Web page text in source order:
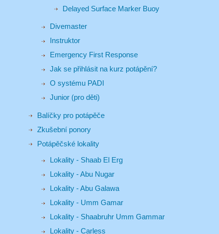
Delayed Surface Marker Buoy
Divemaster
Instruktor
Emergency First Response
Jak se přihlásit na kurz potápění?
O systému PADI
Junior (pro děti)
Balíčky pro potápěče
Zkušební ponory
Potápěčské lokality
Lokality - Shaab El Erg
Lokality - Abu Nugar
Lokality - Abu Galawa
Lokality - Umm Gamar
Lokality - Shaabruhr Umm Gammar
Lokality - Carless